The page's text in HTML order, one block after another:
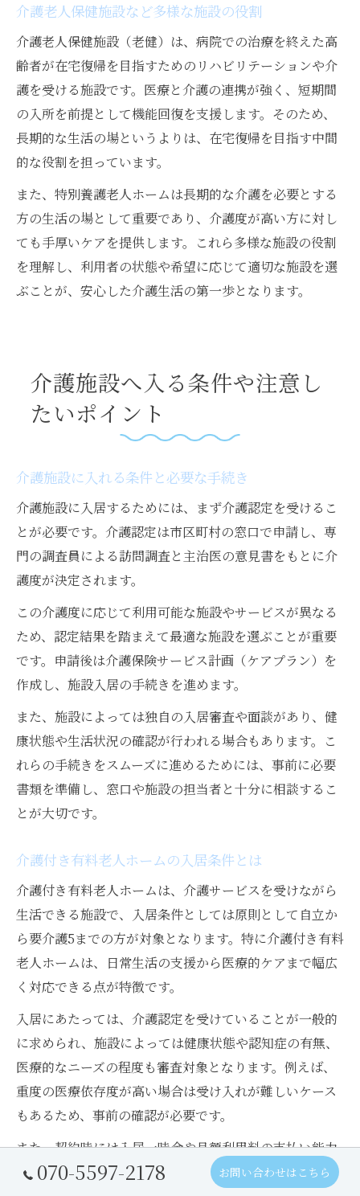
介護老人保健施設など多様な施設の役割
介護老人保健施設（老健）は、病院での治療を終えた高
齢者が在宅復帰を目指すためのリハビリテーションや介
護を受ける施設です。医療と介護の連携が強く、短期間
の入所を前提として機能回復を支援します。そのため、
長期的な生活の場というよりは、在宅復帰を目指す中間
的な役割を担っています。
また、特別養護老人ホームは長期的な介護を必要とする
方の生活の場として重要であり、介護度が高い方に対し
ても手厚いケアを提供します。これら多様な施設の役割
を理解し、利用者の状態や希望に応じて適切な施設を選
ぶことが、安心した介護生活の第一歩となります。
介護施設へ入る条件や注意し
たいポイント
介護施設に入れる条件と必要な手続き
介護施設に入居するためには、まず介護認定を受けるこ
とが必要です。介護認定は市区町村の窓口で申請し、専
門の調査員による訪問調査と主治医の意見書をもとに介
護度が決定されます。
この介護度に応じて利用可能な施設やサービスが異なる
ため、認定結果を踏まえて最適な施設を選ぶことが重要
です。申請後は介護保険サービス計画（ケアプラン）を
作成し、施設入居の手続きを進めます。
また、施設によっては独自の入居審査や面談があり、健
康状態や生活状況の確認が行われる場合もあります。こ
れらの手続きをスムーズに進めるためには、事前に必要
書類を準備し、窓口や施設の担当者と十分に相談するこ
とが大切です。
介護付き有料老人ホームの入居条件とは
介護付き有料老人ホームは、介護サービスを受けながら
生活できる施設で、入居条件としては原則として自立か
ら要介護5までの方が対象となります。特に介護付き有料
老人ホームは、日常生活の支援から医療的ケアまで幅広
く対応できる点が特徴です。
入居にあたっては、介護認定を受けていることが一般的
に求められ、施設によっては健康状態や認知症の有無、
医療的なニーズの程度も審査対象となります。例えば、
重度の医療依存度が高い場合は受け入れが難しいケース
もあるため、事前の確認が必要です。
また、契約時には入居一時金や月額利用料の支払い能力
も重要な要素となるため、財政面の準備も含めて総合的
070-5597-2178 お問い合わせはこちら